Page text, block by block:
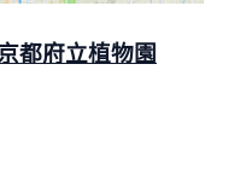
都府立植物園